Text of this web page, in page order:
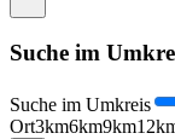
Suche im
Suche im Umkreis
Ort3km6km9km